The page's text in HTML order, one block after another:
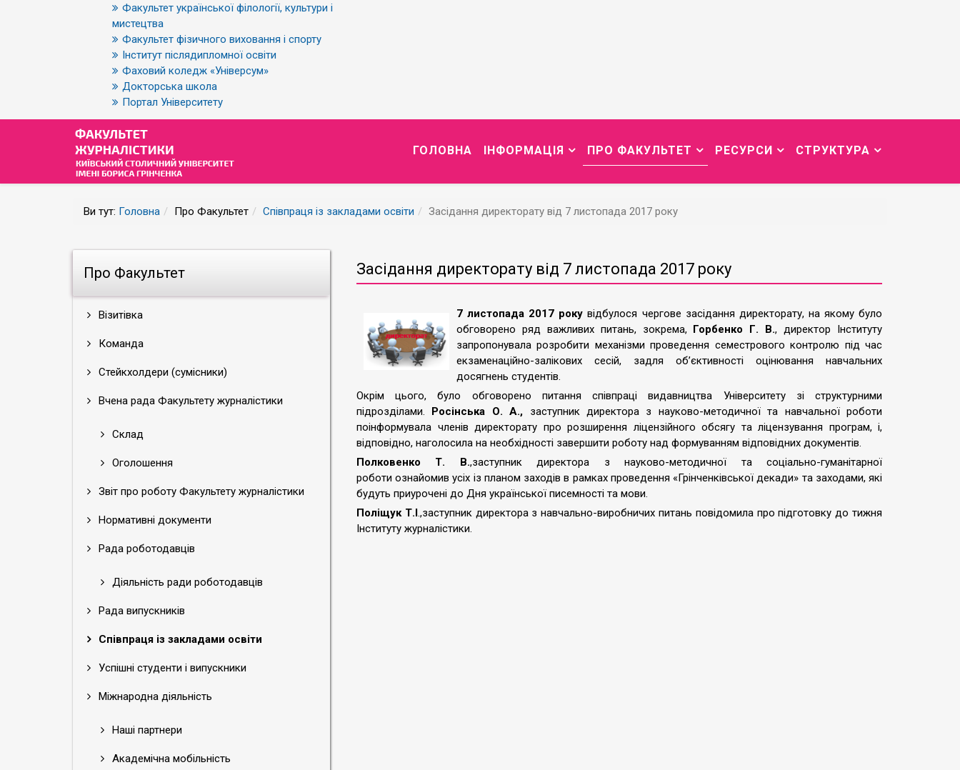
Факультет української філології, культури і
мистецтва
Факультет фізичного виховання і спорту
Інститут післядипломної освіти
Фаховий коледж «Універсум»
Докторська школа
Портал Університету
ГОЛОВНА ІНФОРМАЦІЯ ПРО ФАКУЛЬТЕТ РЕСУРСИ СТРУКТУРА
Ви тут: Головна Про Факультет Співпраця із закладами освіти Засідання директорату від 7 листопада 2017 року
Про Факультет
Візитівка
Команда
Стейкхолдери (сумісники)
Вчена рада Факультету журналістики
Склад
Оголошення
Звіт про роботу Факультету журналістики
Нормативні документи
Рада роботодавців
Діяльність ради роботодавців
Рада випускників
Співпраця із закладами освіти
Успішні студенти і випускники
Міжнародна діяльність
Наші партнери
Академічна мобільність
Засідання директорату від 7 листопада 2017 року
7листопада 2017 року відбулося чергове засідання директорату, на якому було
обговорено ряд важливих питань, зокрема,Горбенко Г. В., директор Інституту
запропонувала розробити механізми проведення семестрового контролю під час
екзаменаційно-залікових сесій, задля об’єктивності оцінювання навчальних
досягнень студентів.
Окрім цього, було обговорено питання співпраці видавництва Університету зі структурними
підрозділами. Росінська О. А., заступник директора з науково-методичної та навчальноїроботи
поінформувала членів директорату про розширення ліцензійного обсягу та ліцензування програм, і,
відповідно, наголосила на необхідності завершити роботу над формуванням відповідних документів.
Полковенко Т. В.,заступник директора з науково-методичної та соціально-гуманітарної
роботиознайомив усіх із планом заходів в рамках проведення «Грінченківської декади» та заходами, які
будуть приурочені до Дня української писемності та мови.
Поліщук Т.І.,заступник директора з навчально-виробничих питань повідомила про підготовку до тижня
Інституту журналістики.